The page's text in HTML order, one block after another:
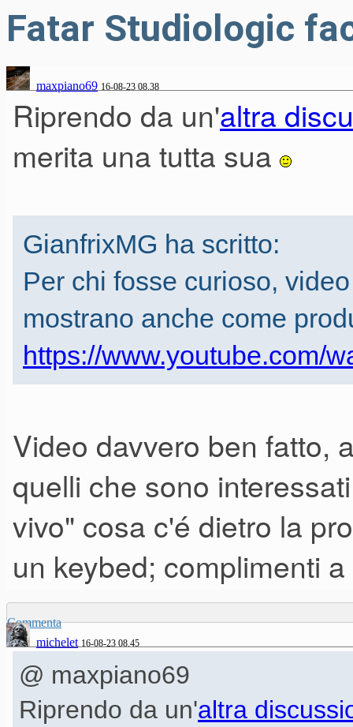
Fatar Studiologic
maxpiano69 16-08-23 08.38
Riprendo da un'altra
merita una tutta sua
GianfrixMG ha scritto:
Per chi fosse curioso,
mostrano anche come
https://www.youtube.com/
Video davvero ben fatto,
quelli che sono
vivo" cosa c'é dietro la
un keybed; complimenti
Commenta
michelet 16-08-23 08.45
@ maxpiano69
Riprendo da un'altra